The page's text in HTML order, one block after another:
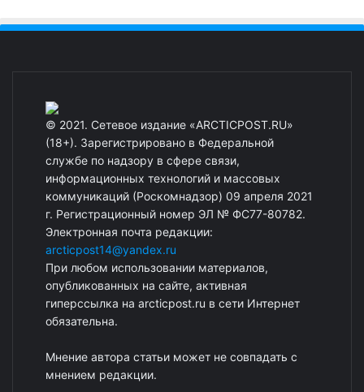
© 2021. Сетевое издание «ARCTICPOST.RU»
(18+). Зарегистрировано в Федеральной
службе по надзору в сфере связи,
информационных технологий и массовых
коммуникаций (Роскомнадзор) 09 апреля 2021
г. Регистрационный номер ЭЛ № ФС77-80782.
Электронная почта редакции:
arcticpost14@yandex.ru
При любом использовании материалов,
опубликованных на сайте, активная
гиперссылка на arcticpost.ru в сети Интернет
обязательна.
Мнение автора статьи может не совпадать с
мнением редакции.